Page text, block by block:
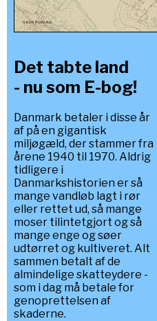
Det tabte land
- nu som E-bog!
Danmark betaler i disse år
af på en gigantisk
miljøgæld, der stammer fra
årene 1940 til 1970. Aldrig
tidligere i
Danmarkshistorien er så
mange vandløb lagt i rør
eller rettet ud, så mange
moser tilintetgjort og så
mange enge og søer
udtørret og kultiveret. Alt
sammen betalt af de
almindelige skatteydere -
som i dag må betale for
genoprettelsen af
skaderne.